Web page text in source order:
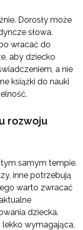
Dorosły może
słowa.
wracać do
aby dziecko
a nie
książki do nauki
rozwoju
samym tempie.
inne potrzebują
warto zwracać
dziecka.
wymagająca,